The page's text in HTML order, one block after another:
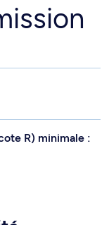
R) minimale :